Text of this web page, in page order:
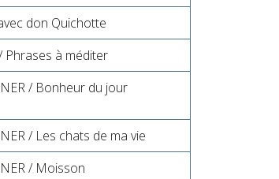
don Quichotte
Phrases à méditer
/ Bonheur du jour
/ Les chats de ma vie
/ Moisson